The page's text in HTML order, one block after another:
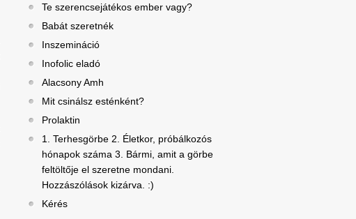
Te szerencsejátékos ember vagy?
Babát szeretnék
Inszemináció
Inofolic eladó
Alacsony Amh
Mit csinálsz esténként?
Prolaktin
1. Terhesgörbe 2. Életkor, próbálkozós
hónapok száma 3. Bármi, amit a görbe
feltöltője el szeretne mondani.
Hozzászólások kizárva. :)
Kérés